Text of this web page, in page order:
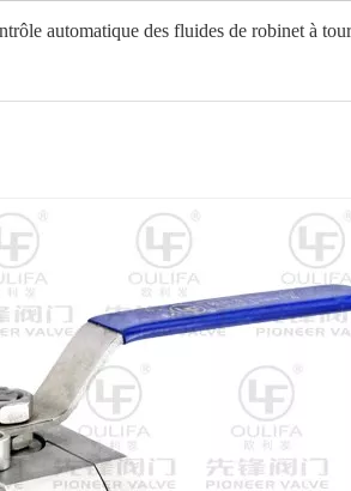
automatique des fluides de robinet à